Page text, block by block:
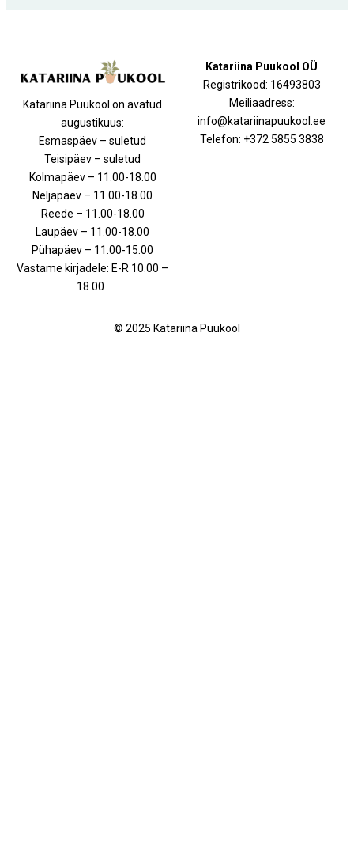
Katariina Puukool on avatud
augustikuus:
Esmaspäev – suletud
Teisipäev – suletud
Kolmapäev – 11.00-18.00
Neljapäev – 11.00-18.00
Reede – 11.00-18.00
Laupäev – 11.00-18.00
Pühapäev – 11.00-15.00
Vastame kirjadele: E-R 10.00 –
18.00
Katariina Puukool OÜ
Registrikood: 16493803
Meiliaadress:
info@katariinapuukool.ee
Telefon: +372 5855 3838
© 2025 Katariina Puukool